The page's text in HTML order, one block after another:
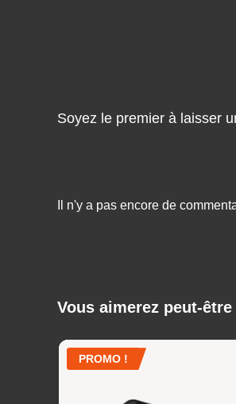
Soyez le premier à laisser
Il n'y a pas encore de
Vous aimerez peut-
PROMO !